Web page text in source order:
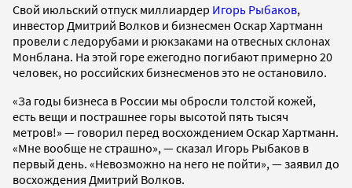
Свой июльский отпуск миллиардер Игорь Рыбаков,
инвестор Дмитрий Волков и бизнесмен Оскар Хартманн
провели с ледорубами и рюкзаками на отвесных склонах
Монблана. На этой горе ежегодно погибают примерно 20
человек, но российских бизнесменов это не остановило.
«За годы бизнеса в России мы обросли толстой кожей,
есть вещи и пострашнее горы высотой пять тысяч
метров!» — говорил перед восхождением Оскар Хартманн.
«Мне вообще не страшно», — сказал Игорь Рыбаков в
первый день. «Невозможно на него не пойти», — заявил до
восхождения Дмитрий Волков.